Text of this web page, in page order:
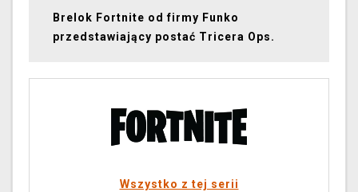
Brelok Fortnite od firmy Funko
przedstawiający postać Tricera Ops.
Wszystko z tej serii